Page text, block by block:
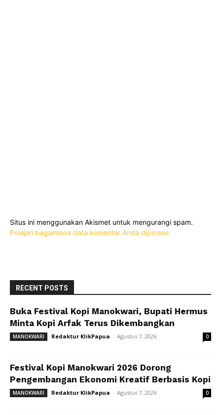
Situs ini menggunakan Akismet untuk mengurangi spam.
Pelajari bagaimana data komentar Anda diproses
RECENT POSTS
Buka Festival Kopi Manokwari, Bupati Hermus
Minta Kopi Arfak Terus Dikembangkan
MANOKWARI Redaktur KlikPapua - Agustus 7, 2026 0
Festival Kopi Manokwari 2026 Dorong
Pengembangan Ekonomi Kreatif Berbasis Kopi
MANOKWARI Redaktur KlikPapua - Agustus 7, 2026 0